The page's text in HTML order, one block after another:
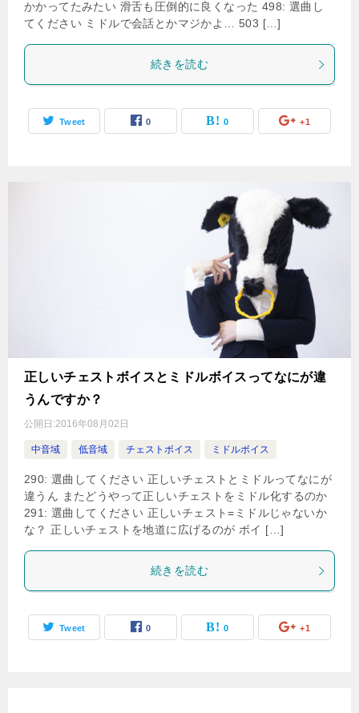
かかってたみたい 滑舌も圧倒的に良くなった 498: 選曲し
てください ミドルで会話とかマジかよ… 503 […]
続きを読む
Tweet 0 0 +1
正しいチェストボイスとミドルボイスってなにが違
うんですか？
公開日:2016年08月02日
中音域 低音域 チェストボイス ミドルボイス
290: 選曲してください 正しいチェストとミドルってなにが
違うん またどうやって正しいチェストをミドル化するのか
291: 選曲してください 正しいチェスト=ミドルじゃないか
な？ 正しいチェストを地道に広げるのが ボイ […]
続きを読む
Tweet 0 0 +1